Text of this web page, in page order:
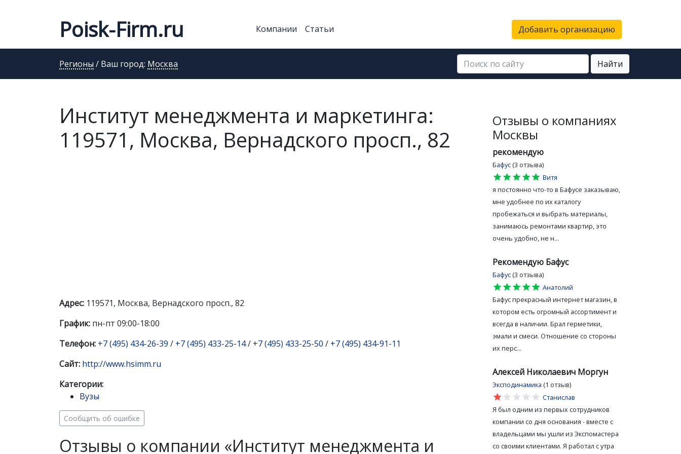
Poisk-Firm.ru Компании Статьи Добавить организацию
Регионы / Ваш город: Москва Найти
Институт менеджмента и маркетинга:
119571, Москва, Вернадского просп., 82
Адрес: 119571, Москва, Вернадского просп., 82
График: пн-пт 09:00-18:00
Телефон: +7 (495) 434-26-39 / +7 (495) 433-25-14/ +7 (495) 433-25-50 / +7 (495) 434-91-11
Сайт: http://www.hsimm.ru
Категории:
Вузы
Сообщить об ошибке
Отзывы о компании «Институт менеджмента и
Отзывы о компаниях
Москвы
рекомендую
Бафус (3 отзыва)
star
star
star
star
star
Витя
я постоянно что-то в Бафусе заказываю,
мне удобнее по их каталогу
пробежаться и выбрать материалы,
занимаюсь ремонтами квартир, это
очень удобно, не н...
Рекомендую Бафус
Бафус (3 отзыва)
star
star
star
star
star
Анатолий
Бафус прекрасный интернет магазин, в
котором есть огромный ассортимент и
всегда в наличии. Брал герметики,
эмали и смеси. Отношение со стороны
их перс...
Алексей Николаевич Моргун
Эксподинамика (1 отзыв)
star
star
star
star
star
Станислав
Я был одним из первых сотрудников
компании со дня основания - вместе с
владельцами мы ушли из Экспомастера
со своими клиентами. Я работал с утра